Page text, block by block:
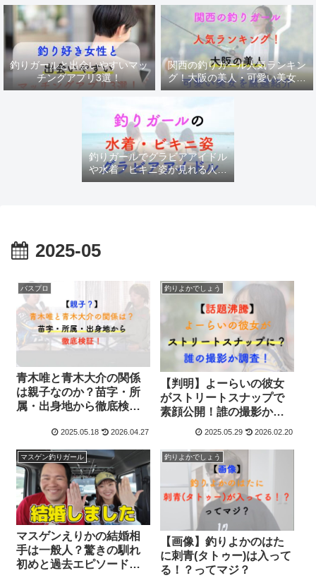
釣りガールと出会いやすいマッ
チングアプリ3選！
関西の釣りガール人気ランキン
グ！大阪の美人・可愛い美女を
厳選紹介
釣りガールでグラビアアイドル
や水着・ビキニ姿が見れる人気
チャンネル
2025-05
バスプロ
青木唯と青木大介の関係
は親子なのか？苗字・所
属・出身地から徹底検
2025.05.18 2026.04.27
釣りよかでしょう
【判明】よーらいの彼女
がストリートスナップで
素顔公開！誰の撮影か調
2025.05.29 2026.02.20
マスゲン釣りガール
マスゲンえりかの結婚相
手は一般人？驚きの馴れ
初めと過去エピソードを
釣りよかでしょう
【画像】釣りよかのはた
に刺青(タトゥー)は入って
る！？ってマジ？